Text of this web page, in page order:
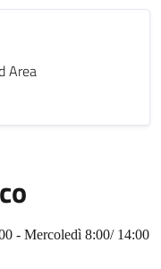
Area
- Mercoledì 8:00/ 14:00